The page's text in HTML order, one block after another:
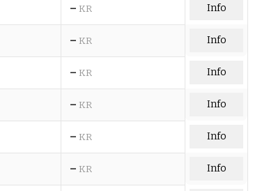
– KR Info
– KR Info
– KR Info
– KR Info
– KR Info
– KR Info